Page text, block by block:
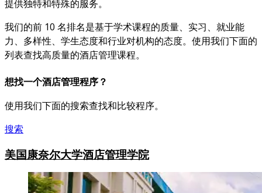
提供独特和特殊的服务。
我们的前 10 名排名是基于学术课程的质量、实习、就业能
力、多样性、学生态度和行业对机构的态度。使用我们下面的
列表查找高质量的酒店管理课程。
想找一个酒店管理程序？
使用我们下面的搜索查找和比较程序。
搜索
美国康奈尔大学酒店管理学院